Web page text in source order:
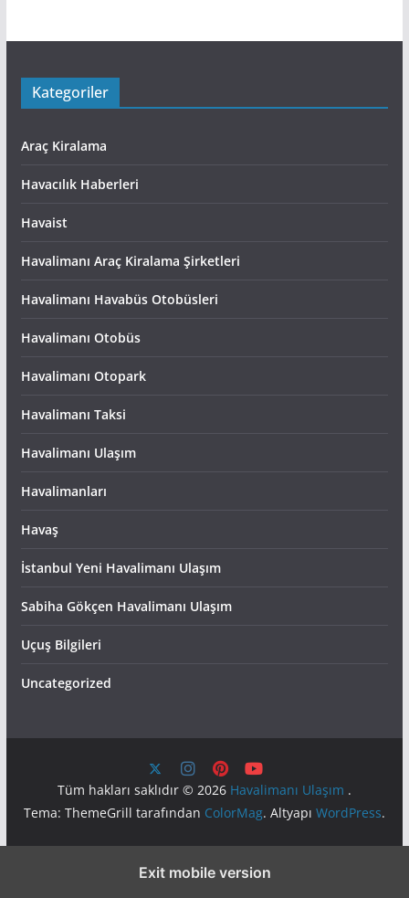
Kategoriler
Araç Kiralama
Havacılık Haberleri
Havaist
Havalimanı Araç Kiralama Şirketleri
Havalimanı Havabüs Otobüsleri
Havalimanı Otobüs
Havalimanı Otopark
Havalimanı Taksi
Havalimanı Ulaşım
Havalimanları
Havaş
İstanbul Yeni Havalimanı Ulaşım
Sabiha Gökçen Havalimanı Ulaşım
Uçuş Bilgileri
Uncategorized
Tüm hakları saklıdır © 2026 Havalimanı Ulaşım .
Tema: ThemeGrill tarafından ColorMag. Altyapı WordPress.
Exit mobile version